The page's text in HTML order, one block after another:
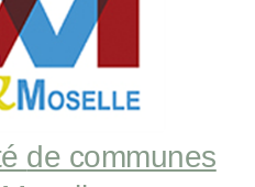
de communes